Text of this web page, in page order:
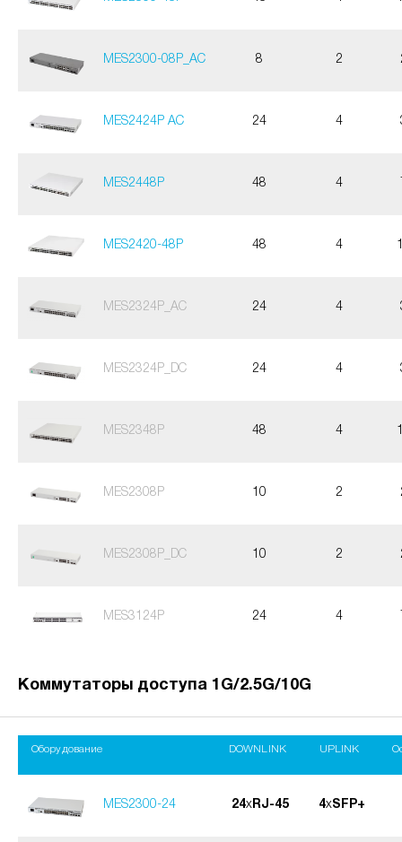
MES2300-08P_AC 8 2
MES2424P AC 24 4
MES2448P 48 4
MES2420-48P 48 4
MES2324P_AC 24 4
MES2324P_DC 24 4
MES2348P 48 4
MES2308P 10 2
MES2308P_DC 10 2
MES3124P 24 4
Коммутаторы доступа 1G/2.5G/10G
Оборудование DOWNLINK UPLINK
MES2300-24 24xRJ-45 4xSFP+